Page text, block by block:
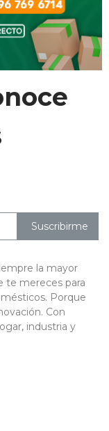
Suscribirme
la mayor
te mereces para
Porque
Con
industria y